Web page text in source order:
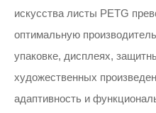
искусства листы PETG
оптимальную
упаковке, дисплеях,
художественных
адаптивность и